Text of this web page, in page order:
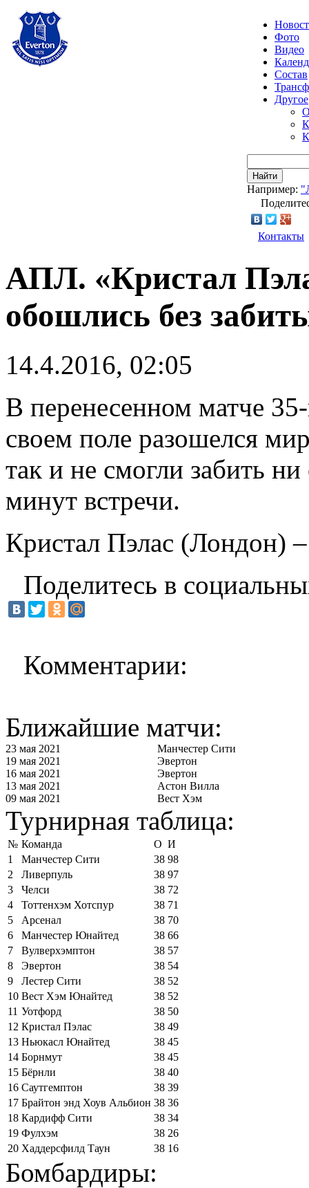
Фото
Видео
Состав
Другое
Найти
Например:
Контакты
АПЛ. «Кристал
обошлись без
14.4.2016, 02:05
В перенесенном матче
своем поле разошелся
так и не смогли забить
минут встречи.
Кристал Пэлас (Лондон)
Поделитесь в
Комментарии:
Ближайшие матчи:
23 мая 2021
Манчестер Сити
19 мая 2021
Эвертон
16 мая 2021
Эвертон
13 мая 2021
Астон Вилла
09 мая 2021
Вест Хэм
Турнирная таблица:
№ Команда О И
1
Манчестер Сити 38 98
2
Ливерпуль 38 97
3
Челси 38 72
4
Тоттенхэм Хотспур 38 71
5
Арсенал 38 70
6
Манчестер Юнайтед 38 66
7
Вулверхэмптон 38 57
8
Эвертон 38 54
9
Лестер Сити 38 52
10 Вест Хэм Юнайтед 38 52
11 Уотфорд 38 50
12 Кристал Пэлас 38 49
13 Ньюкасл Юнайтед 38 45
14 Борнмут 38 45
15 Бёрнли 38 40
16 Саутгемптон 38 39
17 Брайтон энд Хоув Альбион 38 36
18 Кардифф Сити 38 34
19 Фулхэм 38 26
20 Хаддерсфилд Таун 38 16
Бомбардиры: